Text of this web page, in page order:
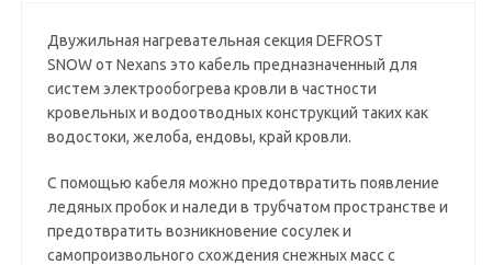
Двужильная нагревательная секция DEFROST
SNOW от Nexans это кабель предназначенный для
систем электрообогрева кровли в частности
кровельных и водоотводных конструкций таких как
водостоки, желоба, ендовы, край кровли.
С помощью кабеля можно предотвратить появление
ледяных пробок и наледи в трубчатом пространстве и
предотвратить возникновение сосулек и
самопроизвольного схождения снежных масс с